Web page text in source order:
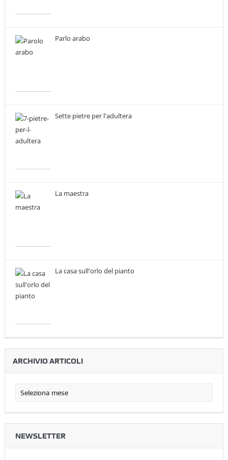
Parlo arabo
Sette pietre per l'adultera
La maestra
La casa sull'orlo del pianto
ARCHIVIO ARTICOLI
NEWSLETTER